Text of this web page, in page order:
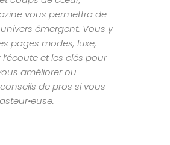
vous permettra de
émergent. Vous y
pages modes, luxe,
et les clés pour
améliorer ou
de pros si vous